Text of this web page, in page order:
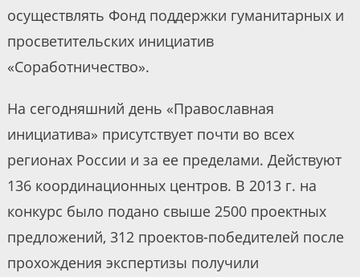
осуществлять Фонд поддержки гуманитарных и
просветительских инициатив
«Соработничество».
На сегодняшний день «Православная
инициатива» присутствует почти во всех
регионах России и за ее пределами. Действуют
136 координационных центров. В 2013 г. на
конкурс было подано свыше 2500 проектных
предложений, 312 проектов-победителей после
прохождения экспертизы получили